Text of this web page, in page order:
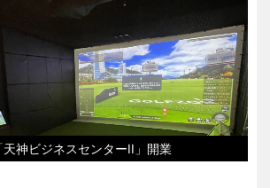
神ビジネスセンターII」開業